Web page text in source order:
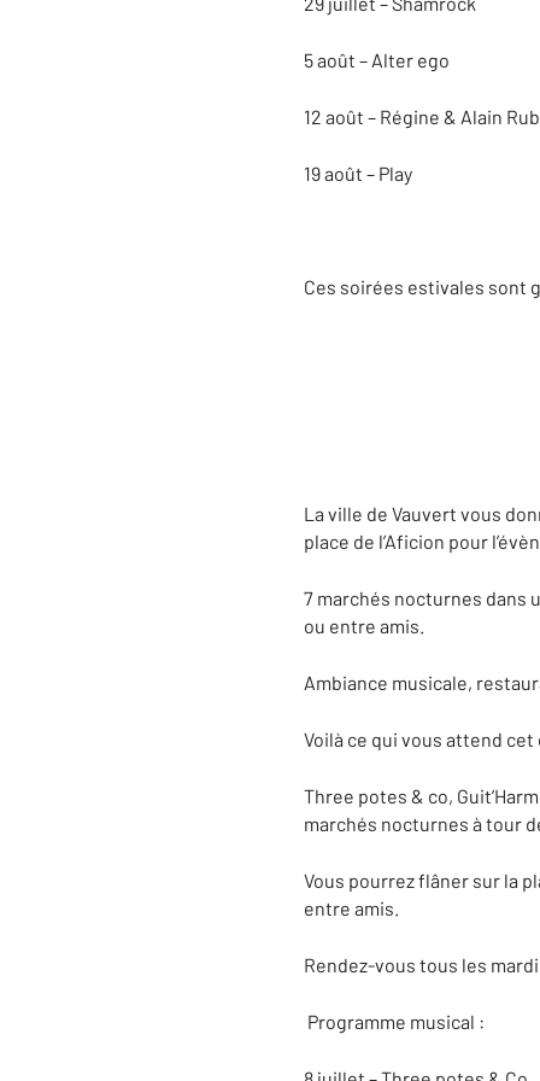
5 août – Alter ego
12 août – Régine & Alain
19 août – Play
Ces soirées estivales sont
La ville de Vauvert vous
place de l’Aficion pour
7 marchés nocturnes dans
ou entre amis.
Ambiance musicale,
Voilà ce qui vous attend
Three potes & co,
marchés nocturnes à tour
Vous pourrez flâner sur la
entre amis.
Rendez-vous tous les
Programme musical :